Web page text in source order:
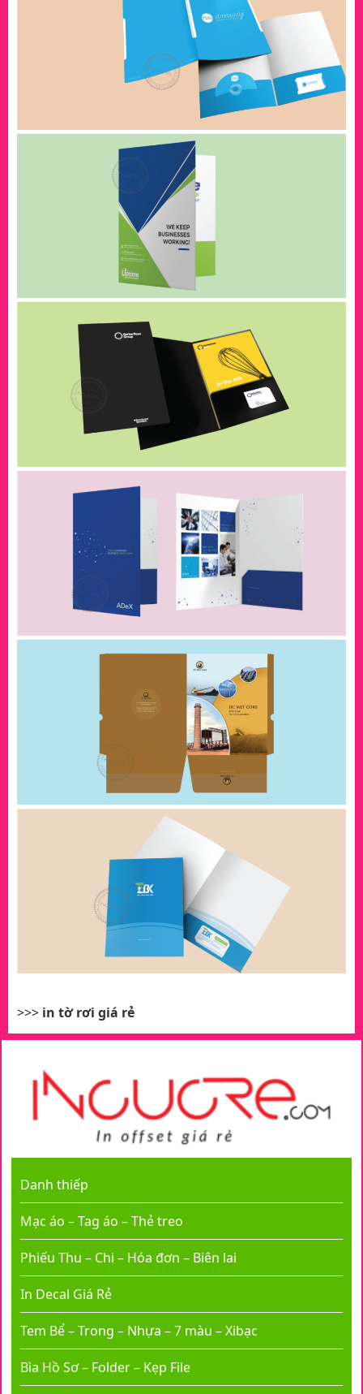
>>> in tờ rơi giá rẻ
Danh thiếp
Mạc áo – Tag áo – Thẻ treo
Phiếu Thu – Chi – Hóa đơn – Biên lai
In Decal Giá Rẻ
Tem Bể – Trong – Nhựa – 7 màu – Xibạc
Bìa Hồ Sơ – Folder – Kẹp File